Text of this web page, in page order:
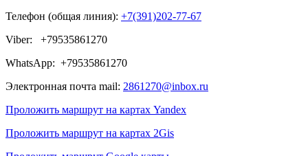
Телефон (общая линия): +7(391)202-77-67
Viber: +79535861270
WhatsApp: +79535861270
Электронная почта mail: 2861270@inbox.ru
Проложить маршрут на картах Yandex
Проложить маршрут на картах 2Gis